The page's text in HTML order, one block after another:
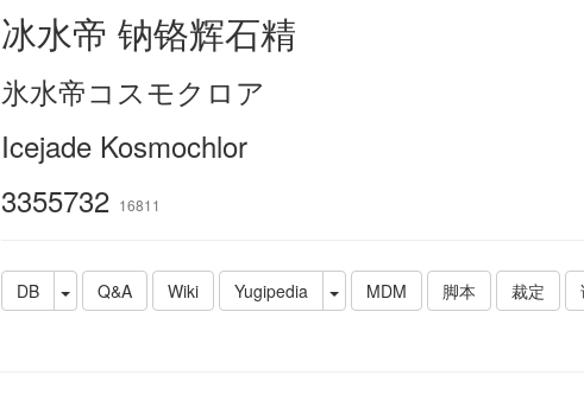
冰水帝 钠铬辉石精
氷水帝コスモクロア
Icejade Kosmochlor
3355732 16811
DB Q&A Wiki Yugipedia MDM 脚本 裁定